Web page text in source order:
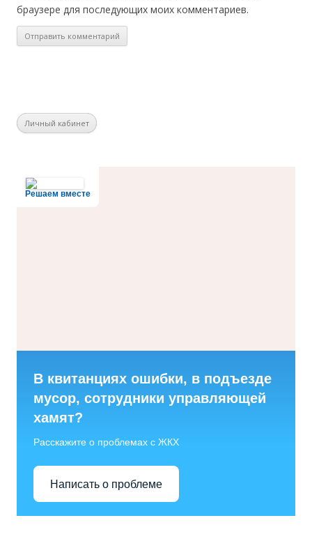
браузере для последующих моих комментариев.
Личный кабинет
Решаем вместе
В квитанциях ошибки, в подъезде
мусор, сотрудники управляющей
хамят?
Расскажите о проблемах с ЖКХ
Написать о проблеме